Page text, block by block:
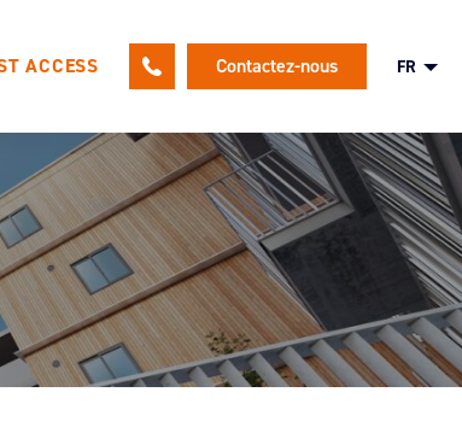
Une politique RH tournée vers nos
salariés
Nos offres d’emploi
Candidature spontanée
ACCESS Contactez-nous FR